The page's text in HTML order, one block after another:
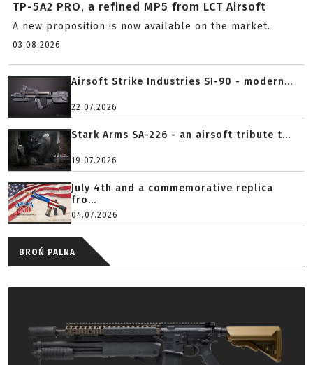
TP-5A2 PRO, a refined MP5 from LCT Airsoft
A new proposition is now available on the market.
03.08.2026
Airsoft Strike Industries SI-90 - modern...
22.07.2026
Stark Arms SA-226 - an airsoft tribute t...
19.07.2026
July 4th and a commemorative replica
fro...
04.07.2026
BROŃ PALNA